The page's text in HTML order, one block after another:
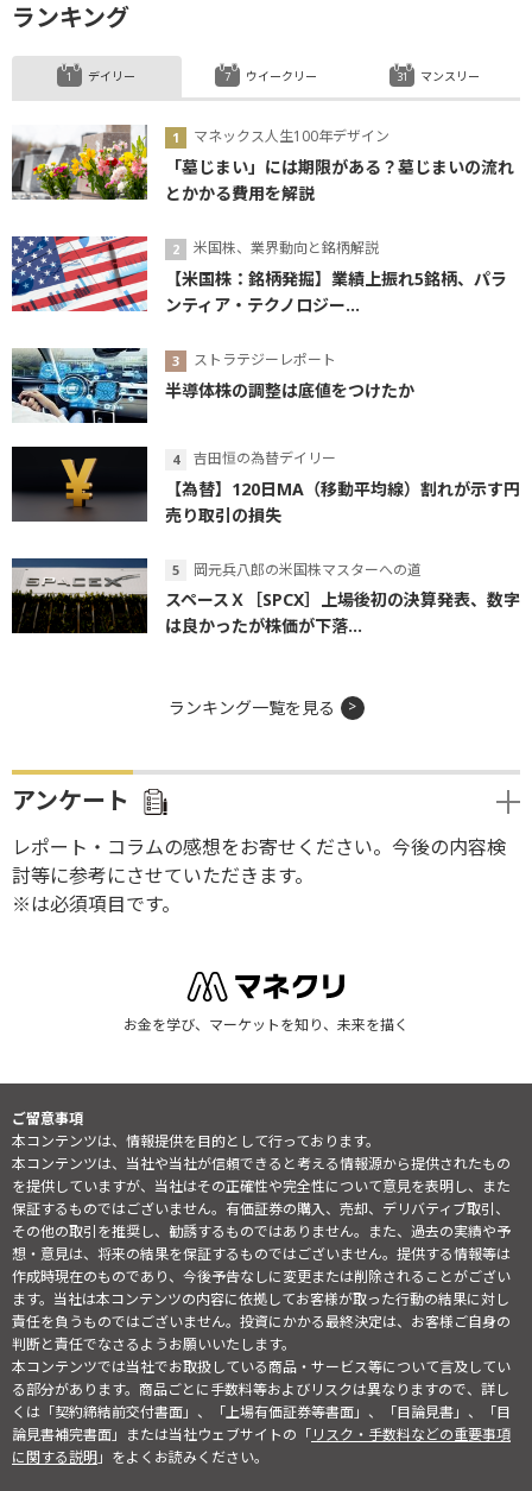
ランキング
デイリー
マネックス人生100年デザイン
「墓じまい」には期限がある？墓じまいの流れ
とかかる費用を解説
米国株、業界動向と銘柄解説
【米国株：銘柄発掘】業績上振れ5銘柄、パラ
ンティア・テクノロジー...
ストラテジーレポート
半導体株の調整は底値をつけたか
吉田恒の為替デイリー
【為替】120日MA（移動平均線）割れが示す円
売り取引の損失
岡元兵八郎の米国株マスターへの道
スペースＸ［SPCX］上場後初の決算発表、数字
は良かったが株価が下落...
ウイークリー マンスリー
ランキング一覧を見る
アンケート
レポート・コラムの感想をお寄せください。今後の内容検
討等に参考にさせていただきます。
※は必須項目です。
お金を学び、マーケットを知り、未来を描く
ご留意事項
本コンテンツは、情報提供を目的として行っております。
本コンテンツは、当社や当社が信頼できると考える情報源から提供されたもの
を提供していますが、当社はその正確性や完全性について意見を表明し、また
保証するものではございません。有価証券の購入、売却、デリバティブ取引、
その他の取引を推奨し、勧誘するものではありません。また、過去の実績や予
想・意見は、将来の結果を保証するものではございません。提供する情報等は
作成時現在のものであり、今後予告なしに変更または削除されることがござい
ます。当社は本コンテンツの内容に依拠してお客様が取った行動の結果に対し
責任を負うものではございません。投資にかかる最終決定は、お客様ご自身の
判断と責任でなさるようお願いいたします。
本コンテンツでは当社でお取扱している商品・サービス等について言及してい
る部分があります。商品ごとに手数料等およびリスクは異なりますので、詳し
くは「契約締結前交付書面」、「上場有価証券等書面」、「目論見書」、「目
論見書補完書面」または当社ウェブサイトの「リスク・手数料などの重要事項
に関する説明」をよくお読みください。